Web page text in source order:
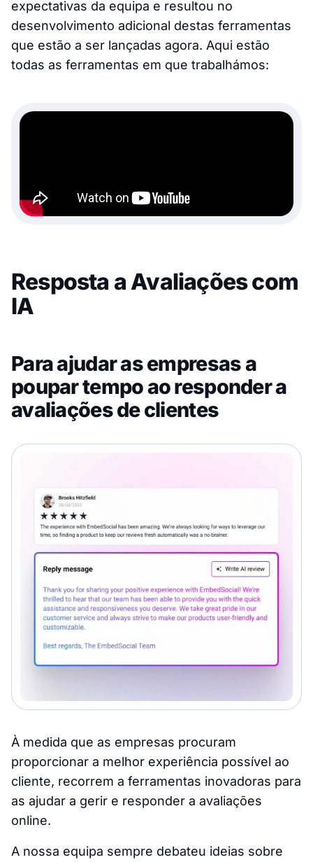
expectativas da equipa e resultou no
desenvolvimento adicional destas ferramentas
que estão a ser lançadas agora. Aqui estão
todas as ferramentas em que trabalhámos:
Resposta a Avaliações com
IA
Para ajudar as empresas a
poupar tempo ao responder a
avaliações de clientes
À medida que as empresas procuram
proporcionar a melhor experiência possível ao
cliente, recorrem a ferramentas inovadoras para
as ajudar a gerir e responder a avaliações
online.
A nossa equipa sempre debateu ideias sobre